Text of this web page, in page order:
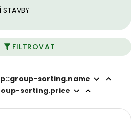
STAVBY
FILTROVAT
sorting.name
sorting.price